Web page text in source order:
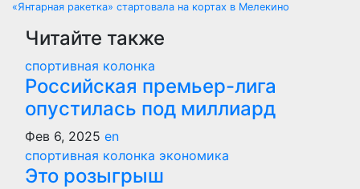
по
записям
«Янтарная ракетка» стартовала на кортах в Мелекино
Читайте также
спортивная колонка
Российская премьер-лига
опустилась под миллиард
Фев 6, 2025 en
спортивная колонка экономика
Это розыгрыш